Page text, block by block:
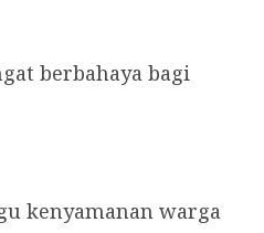
berbahaya bagi
kenyamanan warga